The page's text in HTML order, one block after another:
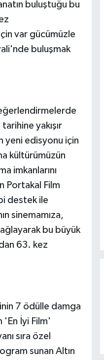
buluştuğu bu
var gücümüzle
buluşmak
yakışır
yeni edisyonu için
kültürümüzün
imkanlarını
Portakal Film
destek ile
sinemamıza,
bu büyük
63. kez
7 ödülle damga
'En İyi Film'
sıra özel
sunan Altın